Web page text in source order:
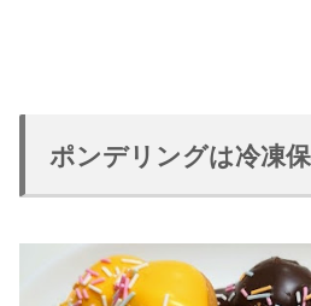
ポンデリングは冷凍